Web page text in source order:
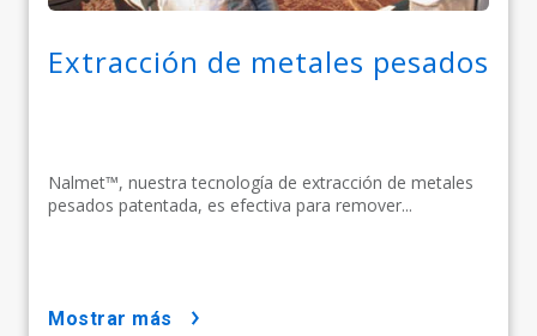
Extracción de metales pesados
Nalmet™, nuestra tecnología de extracción de metales
pesados patentada, es efectiva para remover...
mostrar más